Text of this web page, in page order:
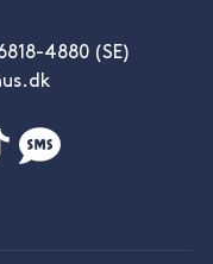
4880 (SE)